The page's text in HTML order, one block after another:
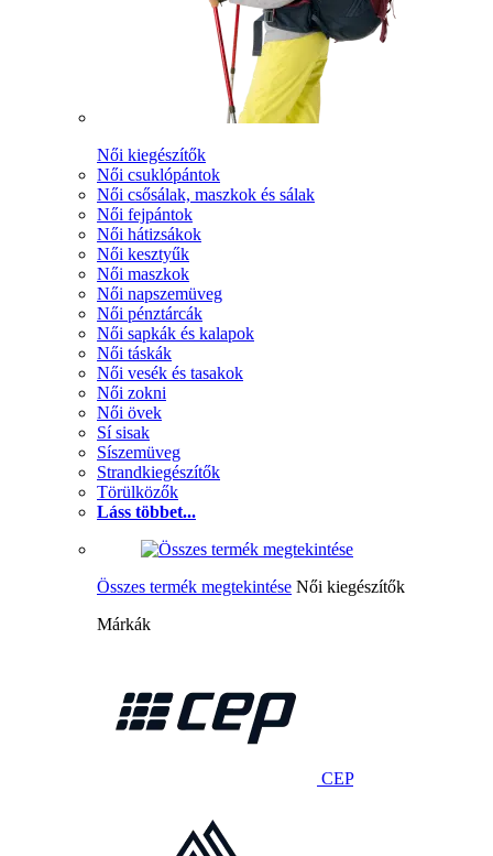
Női kiegészítők
Női csuklópántok
Női csősálak, maszkok és sálak
Női fejpántok
Női hátizsákok
Női kesztyűk
Női maszkok
Női napszemüveg
Női pénztárcák
Női sapkák és kalapok
Női táskák
Női vesék és tasakok
Női zokni
Női övek
Sí sisak
Síszemüveg
Strandkiegészítők
Törülközők
Láss többet...
Összes termék megtekintése Női kiegészítők
Márkák
CEP